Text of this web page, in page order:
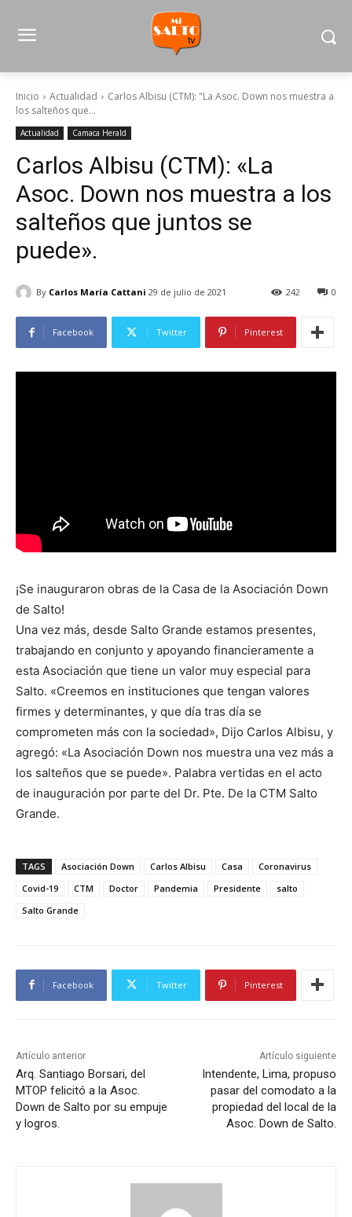
Inicio Actualidad
Carlos Albisu (CTM): "La Asoc. Down nos muestra a
los salteños que...
Actualidad Camaca Herald
Carlos Albisu (CTM): «La
Asoc. Down nos muestra a los
salteños que juntos se
puede».
By Carlos María Cattani 29 de julio de 2021 0
242
Facebook Twitter Pinterest
¡Se inauguraron obras de la Casa de la Asociación Down
de Salto!
Una vez más, desde Salto Grande estamos presentes,
trabajando en conjunto y apoyando financieramente a
esta Asociación que tiene un valor muy especial para
Salto. «Creemos en instituciones que tengan valores
firmes y determinantes, y que día tras día se
comprometen más con la sociedad», Dijo Carlos Albisu, y
agregó: «La Asociación Down nos muestra una vez más a
los salteños que se puede». Palabra vertidas en el acto
de inauguración por parte del Dr. Pte. De la CTM Salto
Grande.
TAGS Asociación Down Carlos Albisu Casa
Coronavirus
Covid-19
CTM Doctor Pandemia Presidente
salto
Salto Grande
Facebook Twitter Pinterest
Artículo anterior
Arq. Santiago Borsari, del
MTOP felicitó a la Asoc.
Down de Salto por su empuje
y logros.
Artículo siguiente
Intendente, Lima, propuso
pasar del comodato a la
propiedad del local de la
Asoc. Down de Salto.